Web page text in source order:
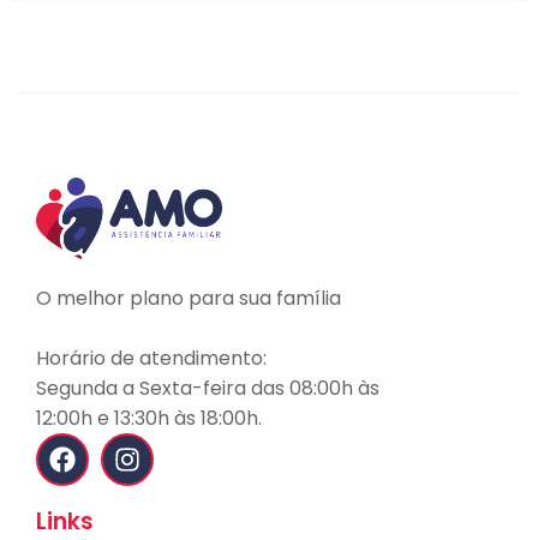
O melhor plano para sua família
Horário de atendimento:
Segunda a Sexta-feira das 08:00h às
12:00h e 13:30h às 18:00h.
Links